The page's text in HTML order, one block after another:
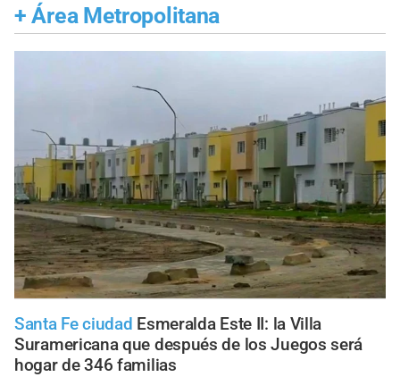
+ Área Metropolitana
Santa Fe ciudad Esmeralda Este II: la Villa
Suramericana que después de los Juegos será
hogar de 346 familias